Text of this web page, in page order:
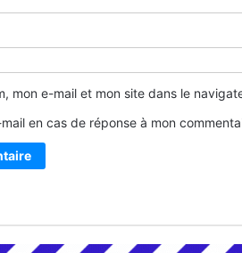
mon e-mail et mon site dans le
en cas de réponse à mon